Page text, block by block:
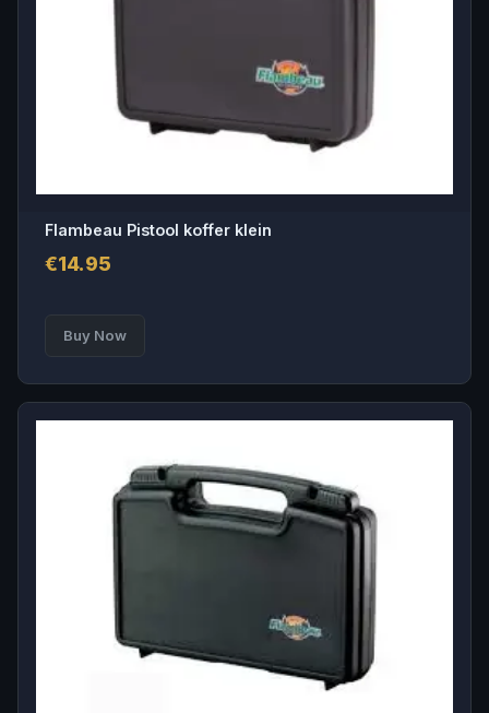
Flambeau Pistool koffer klein
€14.95
Buy Now